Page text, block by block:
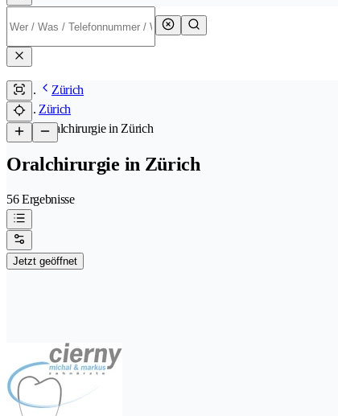
Zürich
Zürich
/Oralchirurgie in Zürich
Oralchirurgie in Zürich
56 Ergebnisse
Jetzt geöffnet